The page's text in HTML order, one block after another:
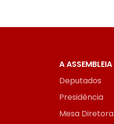
A ASSEMBLEIA
Deputados
Presidência
Mesa Diretora